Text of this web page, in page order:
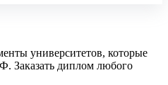
университетов, которые
Заказать диплом любого